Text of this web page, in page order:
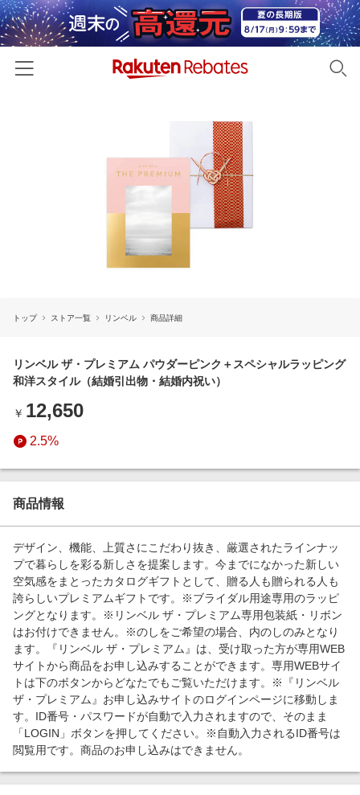
百貨店・総合ECモール
ファッション・インナー・小物
キッズ・ベビー用品
エンタメ
インテリア・寝具
ペット・花・DIY・車
旅行・レジャー・ホテル予約
生活・お役立ち
金融・マネー・保険
デジタルコンテンツ
ビジネス・その他サービス
対象ストア新規限定特典
電子書籍特集
楽天サービス特集
旅行特集
わくわく夏特集
Apple公式サイト×楽天カード分割払い
Qoo10メガポ
週末の高還元 夏の長期版
トップ ストア一覧 リンベル 商品詳細
リンベル ザ・プレミアム パウダーピンク＋スペシャルラッピング
和洋スタイル（結婚引出物・結婚内祝い）
￥ 12,650
2.5%
商品情報
デザイン、機能、上質さにこだわり抜き、厳選されたラインナッ
プで暮らしを彩る新しさを提案します。今までになかった新しい
空気感をまとったカタログギフトとして、贈る人も贈られる人も
誇らしいプレミアムギフトです。※ブライダル用途専用のラッピ
ングとなります。※リンベル ザ・プレミアム専用包装紙・リボン
はお付けできません。※のしをご希望の場合、内のしのみとなり
ます。『リンベル ザ・プレミアム』は、受け取った方が専用WEB
サイトから商品をお申し込みすることができます。専用WEBサイ
トは下のボタンからどなたでもご覧いただけます。※『リンベル
ザ・プレミアム』お申し込みサイトのログインページに移動しま
す。ID番号・パスワードが自動で入力されますので、そのまま
「LOGIN」ボタンを押してください。※自動入力されるID番号は
閲覧用です。商品のお申し込みはできません。